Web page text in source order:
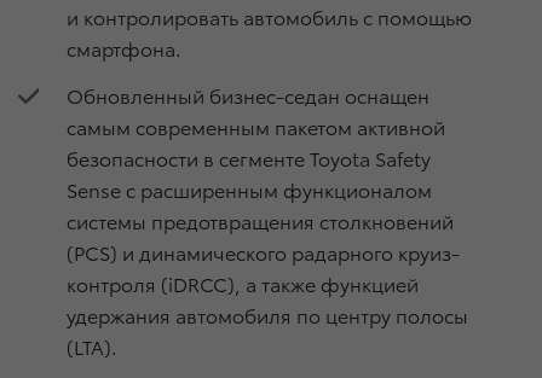
и контролировать автомобиль с помощью
смартфона.
Обновленный бизнес-седан оснащен
самым современным пакетом активной
безопасности в сегменте Toyota Safety
Sense с расширенным функционалом
системы предотвращения столкновений
(PCS) и динамического радарного круиз-
контроля (iDRCC), а также функцией
удержания автомобиля по центру полосы
(LTA).